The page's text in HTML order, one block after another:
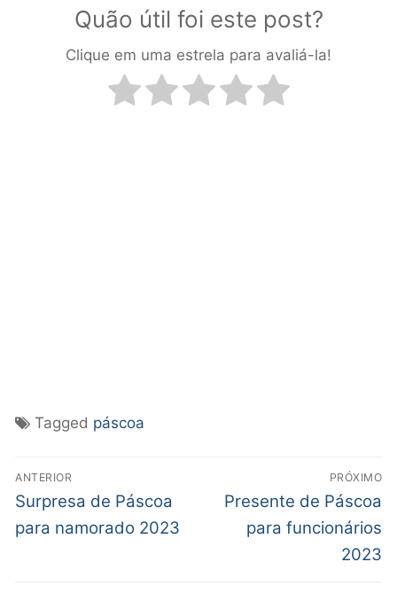
Quão útil foi este post?
Clique em uma estrela para avaliá-la!
Tagged páscoa
ANTERIOR
Surpresa de Páscoa
para namorado 2023
PRÓXIMO
Presente de Páscoa
para funcionários
2023